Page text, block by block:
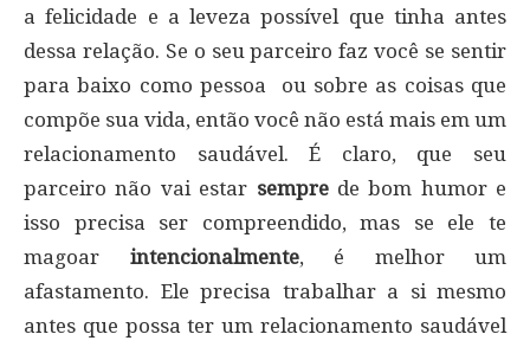
a felicidade e a leveza possível que tinha antes
dessa relação. Se o seu parceiro faz você se sentir
para baixo como pessoa ou sobre as coisas que
compõe sua vida, então você não está mais em um
relacionamento saudável. É claro, que seu
parceiro não vai estar sempre de bom humor e
isso precisa ser compreendido, mas se ele te
magoar intencionalmente, é melhor um
afastamento. Ele precisa trabalhar a si mesmo
antes que possa ter um relacionamento saudável